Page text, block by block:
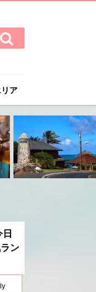
検
索
す
ア
ン